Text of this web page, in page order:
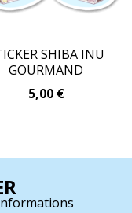
SHIBA INU
GOURMAND
5,00 €